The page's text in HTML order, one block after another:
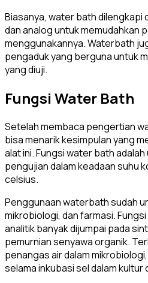
Biasanya, water bath dilengkapi
dan analog untuk memudahkan
menggunakannya. Waterbath
pengaduk yang berguna untuk
yang diuji.
Fungsi Water Bath
Setelah membaca pengertian
bisa menarik kesimpulan yang
alat ini. Fungsi water bath
pengujian dalam keadaan suhu
celsius.
Penggunaan waterbath sudah
mikrobiologi, dan farmasi.
analitik banyak dijumpai pada
pemurnian senyawa organik.
penangas air dalam
selama inkubasi sel dalam